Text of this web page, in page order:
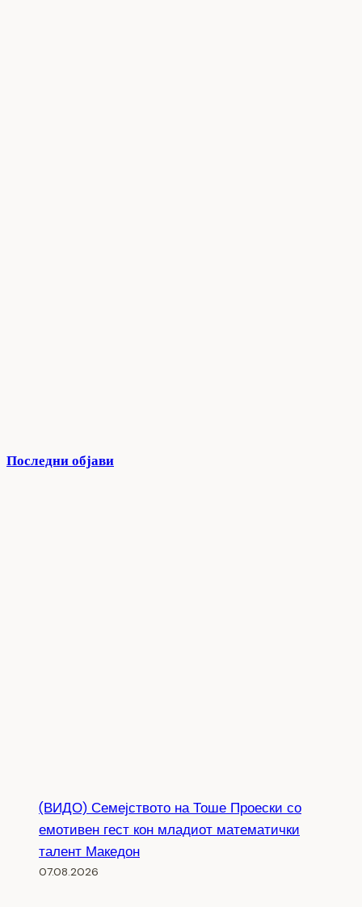
Последни објави
(ВИДО) Семејството на Тоше Проески со
емотивен гест кон младиот математички
талент Македон
07.08.2026